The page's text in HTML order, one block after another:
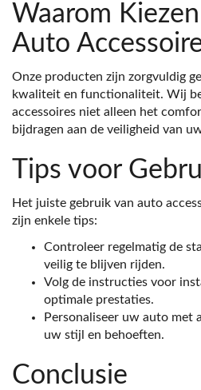
Waarom
Auto
Onze producten zijn zorgvuldig
kwaliteit en functionaliteit. Wij
accessoires niet alleen het
bijdragen aan de veiligheid van
Tips voor
Het juiste gebruik van auto
zijn enkele tips:
Controleer regelmatig de
veilig te blijven rijden.
Volg de instructies voor
optimale prestaties.
Personaliseer uw auto met
uw stijl en behoeften.
Conclusie